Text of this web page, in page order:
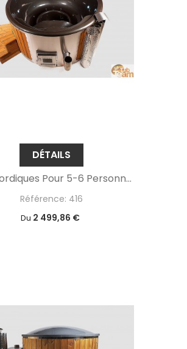
DÉTAILS
Bain Nordiques Pour 5-6 Personnes
Référence: 416
Du 2 499,86 €